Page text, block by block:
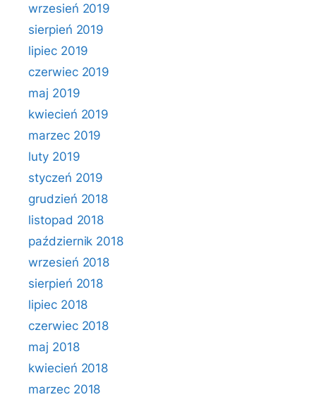
wrzesień 2019
sierpień 2019
lipiec 2019
czerwiec 2019
maj 2019
kwiecień 2019
marzec 2019
luty 2019
styczeń 2019
grudzień 2018
listopad 2018
październik 2018
wrzesień 2018
sierpień 2018
lipiec 2018
czerwiec 2018
maj 2018
kwiecień 2018
marzec 2018